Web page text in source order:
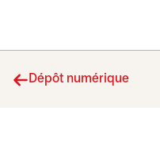
Dépôt numérique